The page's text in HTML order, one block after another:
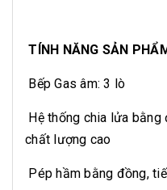
TÍNH NĂNG SẢN
Bếp Gas âm: 3 lò
Hệ thống chia lửa bằng
chất lượng cao
Pép hầm bằng đồng,